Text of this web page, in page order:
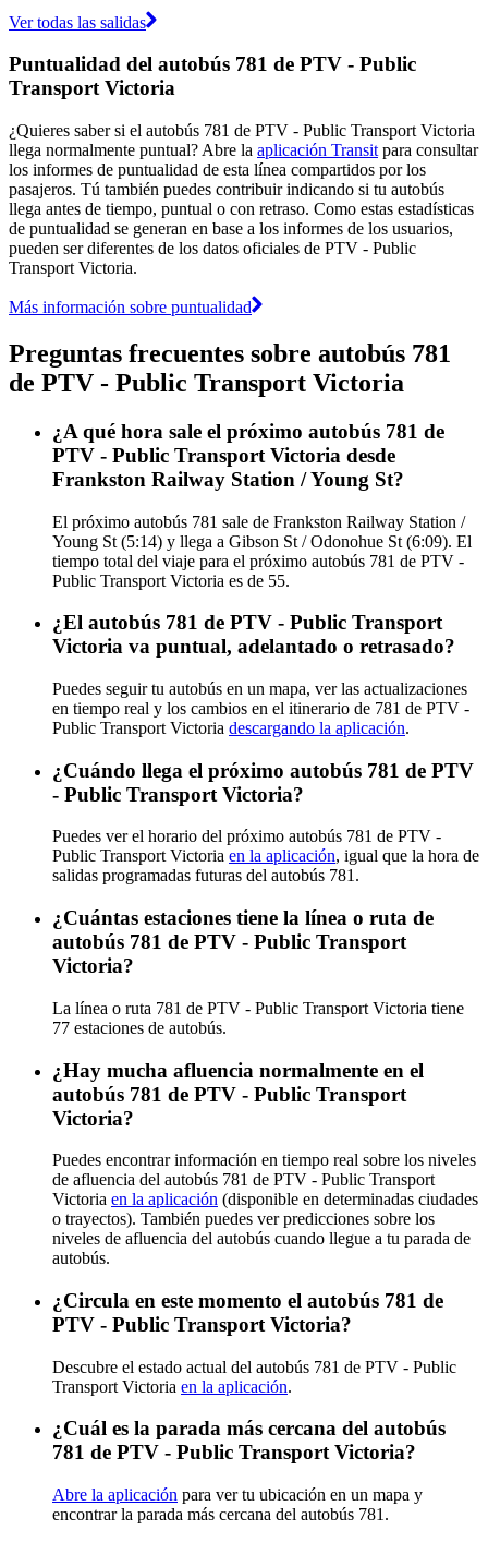
Ver todas las salidas
Puntualidad del autobús 781 de PTV - Public
Transport Victoria
¿Quieres saber si el autobús 781 de PTV - Public Transport Victoria
llega normalmente puntual? Abre la aplicación Transit para consultar
los informes de puntualidad de esta línea compartidos por los
pasajeros. Tú también puedes contribuir indicando si tu autobús
llega antes de tiempo, puntual o con retraso. Como estas estadísticas
de puntualidad se generan en base a los informes de los usuarios,
pueden ser diferentes de los datos oficiales de PTV - Public
Transport Victoria.
Más información sobre puntualidad
Preguntas frecuentes sobre autobús 781
de PTV - Public Transport Victoria
¿A qué hora sale el próximo autobús 781 de
PTV - Public Transport Victoria desde
Frankston Railway Station / Young St?
El próximo autobús 781 sale de Frankston Railway Station /
Young St (5:14) y llega a Gibson St / Odonohue St (6:09). El
tiempo total del viaje para el próximo autobús 781 de PTV -
Public Transport Victoria es de 55.
¿El autobús 781 de PTV - Public Transport
Victoria va puntual, adelantado o retrasado?
Puedes seguir tu autobús en un mapa, ver las actualizaciones
en tiempo real y los cambios en el itinerario de 781 de PTV -
Public Transport Victoria descargando la aplicación.
¿Cuándo llega el próximo autobús 781 de PTV
- Public Transport Victoria?
Puedes ver el horario del próximo autobús 781 de PTV -
Public Transport Victoria en la aplicación, igual que la hora de
salidas programadas futuras del autobús 781.
¿Cuántas estaciones tiene la línea o ruta de
autobús 781 de PTV - Public Transport
Victoria?
La línea o ruta 781 de PTV - Public Transport Victoria tiene
77 estaciones de autobús.
¿Hay mucha afluencia normalmente en el
autobús 781 de PTV - Public Transport
Victoria?
Puedes encontrar información en tiempo real sobre los niveles
de afluencia del autobús 781 de PTV - Public Transport
Victoria en la aplicación (disponible en determinadas ciudades
o trayectos). También puedes ver predicciones sobre los
niveles de afluencia del autobús cuando llegue a tu parada de
autobús.
¿Circula en este momento el autobús 781 de
PTV - Public Transport Victoria?
Descubre el estado actual del autobús 781 de PTV - Public
Transport Victoria en la aplicación.
¿Cuál es la parada más cercana del autobús
781 de PTV - Public Transport Victoria?
Abre la aplicación para ver tu ubicación en un mapa y
encontrar la parada más cercana del autobús 781.